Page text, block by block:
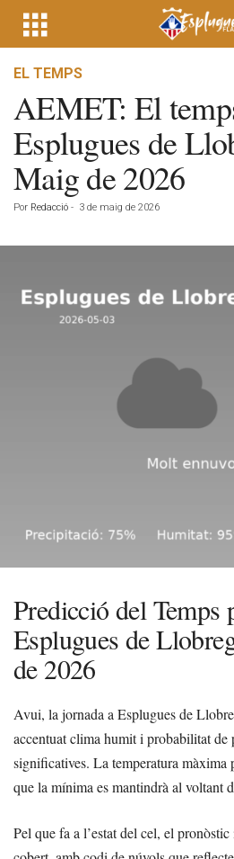
EL TEMPS
AEMET: El
Esplugues de
Maig de 2026
Por Redacció - 3 de maig de 2026
Predicció del Temps
Esplugues de
de 2026
Avui, la jornada a Esplugues de
accentuat clima humit i probabilitat de
significatives. La temperatura màxima
que la mínima es mantindrà al voltant
Pel que fa a l’estat del cel, el